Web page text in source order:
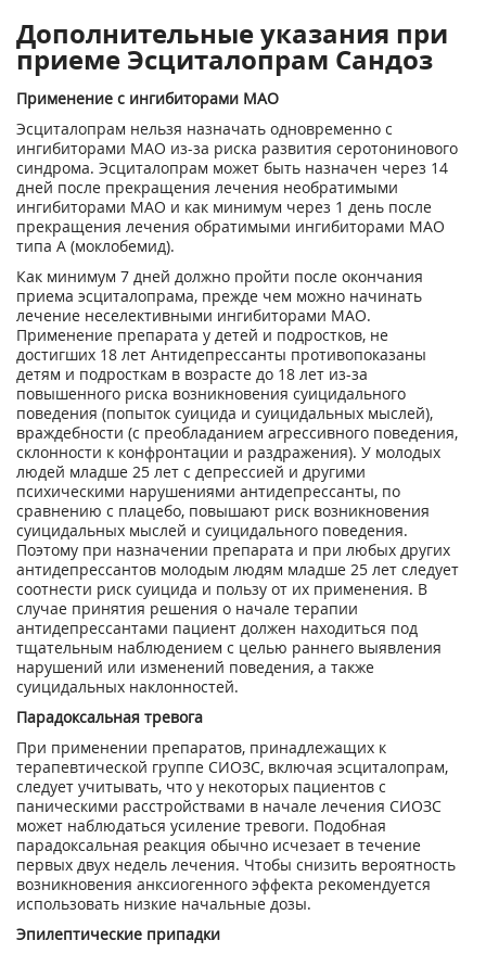
Дополнительные указания при
приеме Эсциталопрам Сандоз
Применение с ингибиторами МАО
Эсциталопрам нельзя назначать одновременно с
ингибиторами МАО из-за риска развития серотонинового
синдрома. Эсциталопрам может быть назначен через 14
дней после прекращения лечения необратимыми
ингибиторами МАО и как минимум через 1 день после
прекращения лечения обратимыми ингибиторами МАО
типа А (моклобемид).
Как минимум 7 дней должно пройти после окончания
приема эсциталопрама, прежде чем можно начинать
лечение неселективными ингибиторами МАО.
Применение препарата у детей и подростков, не
достигших 18 лет Антидепрессанты противопоказаны
детям и подросткам в возрасте до 18 лет из-за
повышенного риска возникновения суицидального
поведения (попыток суицида и суицидальных мыслей),
враждебности (с преобладанием агрессивного поведения,
склонности к конфронтации и раздражения). У молодых
людей младше 25 лет с депрессией и другими
психическими нарушениями антидепрессанты, по
сравнению с плацебо, повышают риск возникновения
суицидальных мыслей и суицидального поведения.
Поэтому при назначении препарата и при любых других
антидепрессантов молодым людям младше 25 лет следует
соотнести риск суицида и пользу от их применения. В
случае принятия решения о начале терапии
антидепрессантами пациент должен находиться под
тщательным наблюдением с целью раннего выявления
нарушений или изменений поведения, а также
суицидальных наклонностей.
Парадоксальная тревога
При применении препаратов, принадлежащих к
терапевтической группе СИОЗС, включая эсциталопрам,
следует учитывать, что у некоторых пациентов с
паническими расстройствами в начале лечения СИОЗС
может наблюдаться усиление тревоги. Подобная
парадоксальная реакция обычно исчезает в течение
первых двух недель лечения. Чтобы снизить вероятность
возникновения анксиогенного эффекта рекомендуется
использовать низкие начальные дозы.
Эпилептические припадки